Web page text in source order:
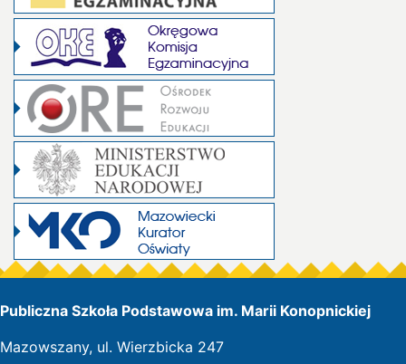
Publiczna Szkoła Podstawowa im. Marii Konopnickiej
Mazowszany, ul. Wierzbicka 247